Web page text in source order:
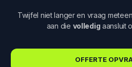
Twijfel niet langer en vraag
aan die volledig aansluit
OFFERTE